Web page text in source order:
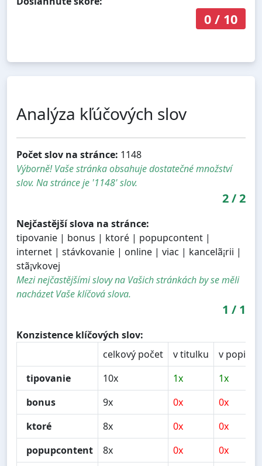
0/ 10
Analýza kľúčových slov
Počet slov na stránce: 1148
Výborně! Vaše stránka obsahuje dostatečné množství
slov. Na stránce je '1148' slov.
2/2
Nejčastější slova na stránce:
tipovanie | bonus | ktoré | popupcontent |
internet | stávkovanie | online | viac | kancelã¡rii |
stã¡vkovej
Mezi nejčastějšími slovy na Vašich stránkách by se měli
nacházet Vaše klíčová slova.
1 / 1
Konzistence klíčových slov:
celkový počet
v titulku
v popisu
tipovanie
10x 1x
1x
bonus
9x 0x
0x
ktoré
8x 0x
0x
popupcontent
8x 0x
0x